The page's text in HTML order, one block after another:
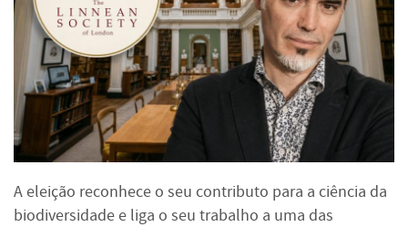
A eleição reconhece o seu contributo para a ciência da
biodiversidade e liga o seu trabalho a uma das